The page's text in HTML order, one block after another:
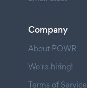
Company
About POWR
We're hiring!
Terms of Service